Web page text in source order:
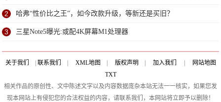
阶段
2 哈弗“性价比之王”，如今改款升级，等新还是买旧？
3 三星Note5曝光:或配4K屏幕M1处理器
关于我们 | 联系我们 | XML地图 | 版权声明 | 加入我们 |
网站地图
TXT
相关作品的原创性、文中陈述文字以及内容数据庞杂本站无法一一核实，如果您发
现本网站上有侵犯您的合法权益的内容，请联系我们，本网站将立即予以删除！